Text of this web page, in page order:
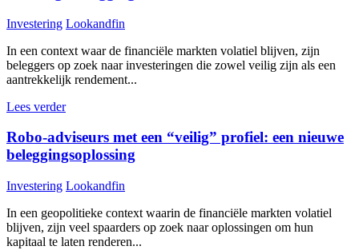
Investering Lookandfin
In een context waar de financiële markten volatiel blijven, zijn
beleggers op zoek naar investeringen die zowel veilig zijn als een
aantrekkelijk rendement...
Lees verder
Robo-adviseurs met een “veilig” profiel: een nieuwe
beleggingsoplossing
Investering Lookandfin
In een geopolitieke context waarin de financiële markten volatiel
blijven, zijn veel spaarders op zoek naar oplossingen om hun
kapitaal te laten renderen...